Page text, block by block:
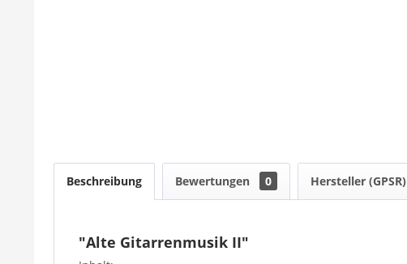
Beschreibung Bewertungen 0 Hersteller (GPSR)
"Alte Gitarrenmusik II"